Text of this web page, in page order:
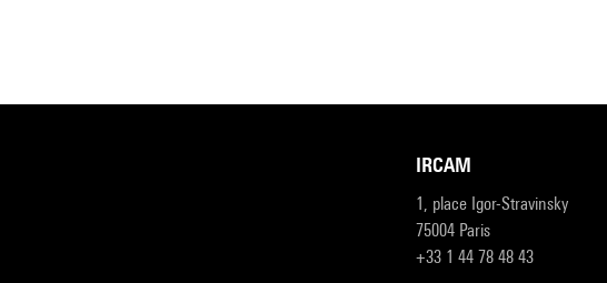
IRCAM
1, place Igor-Stravinsky
75004 Paris
+33 1 44 78 48 43